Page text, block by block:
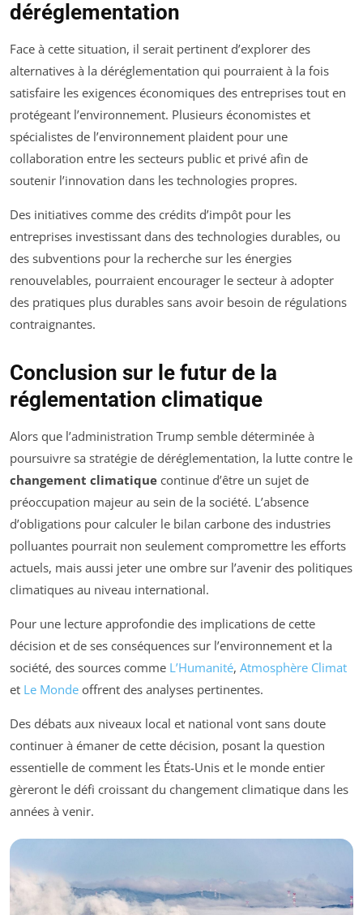
déréglementation
Face à cette situation, il serait pertinent d’explorer des
alternatives à la déréglementation qui pourraient à la fois
satisfaire les exigences économiques des entreprises tout en
protégeant l’environnement. Plusieurs économistes et
spécialistes de l’environnement plaident pour une
collaboration entre les secteurs public et privé afin de
soutenir l’innovation dans les technologies propres.
Des initiatives comme des crédits d’impôt pour les
entreprises investissant dans des technologies durables, ou
des subventions pour la recherche sur les énergies
renouvelables, pourraient encourager le secteur à adopter
des pratiques plus durables sans avoir besoin de régulations
contraignantes.
Conclusion sur le futur de la
réglementation climatique
Alors que l’administration Trump semble déterminée à
poursuivre sa stratégie de déréglementation, la lutte contre le
changement climatique continue d’être un sujet de
préoccupation majeur au sein de la société. L’absence
d’obligations pour calculer le bilan carbone des industries
polluantes pourrait non seulement compromettre les efforts
actuels, mais aussi jeter une ombre sur l’avenir des politiques
climatiques au niveau international.
Pour une lecture approfondie des implications de cette
décision et de ses conséquences sur l’environnement et la
société, des sources comme L’Humanité, Atmosphère Climat
et Le Monde offrent des analyses pertinentes.
Des débats aux niveaux local et national vont sans doute
continuer à émaner de cette décision, posant la question
essentielle de comment les États-Unis et le monde entier
gèreront le défi croissant du changement climatique dans les
années à venir.